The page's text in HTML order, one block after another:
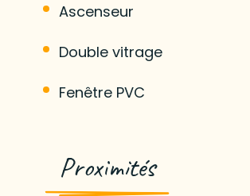
Ascenseur
Double vitrage
Fenêtre PVC
Proximités